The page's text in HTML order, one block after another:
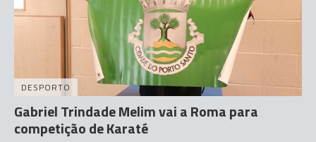
DESPORTO
Gabriel Trindade Melim vai a Roma para
competição de Karaté